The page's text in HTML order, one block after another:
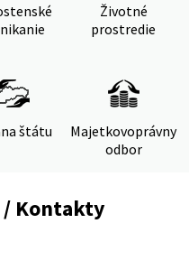
Životné
prostredie
štátu
Majetkovoprávny
odbor
/ Kontakty